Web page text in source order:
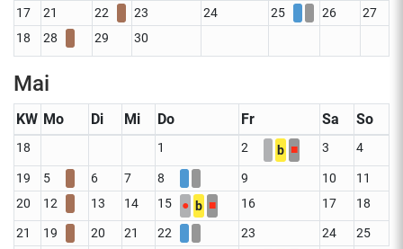
17 21 22 23 24 25 26
27
18
28 29 30
Mai
KW Mo Di Mi Do Fr Sa So
18 1 2 b ■ 3 4
19 5 6 7 8 9 10
11
20
12 13 14 15 ● b ■ 16 17 18
21 19 20 21 22 23 24
25